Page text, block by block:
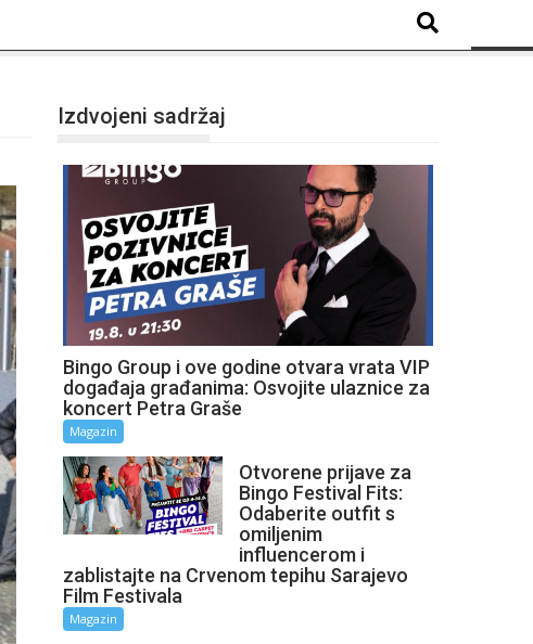
Izdvojeni sadržaj
Bingo Group i ove godine otvara vrata VIP
događaja građanima: Osvojite ulaznice za
koncert Petra Graše
Magazin
Otvorene prijave za
Bingo Festival Fits:
Odaberite outfit s
omiljenim
influencerom i
zablistajte na Crvenom tepihu Sarajevo
Film Festivala
Magazin